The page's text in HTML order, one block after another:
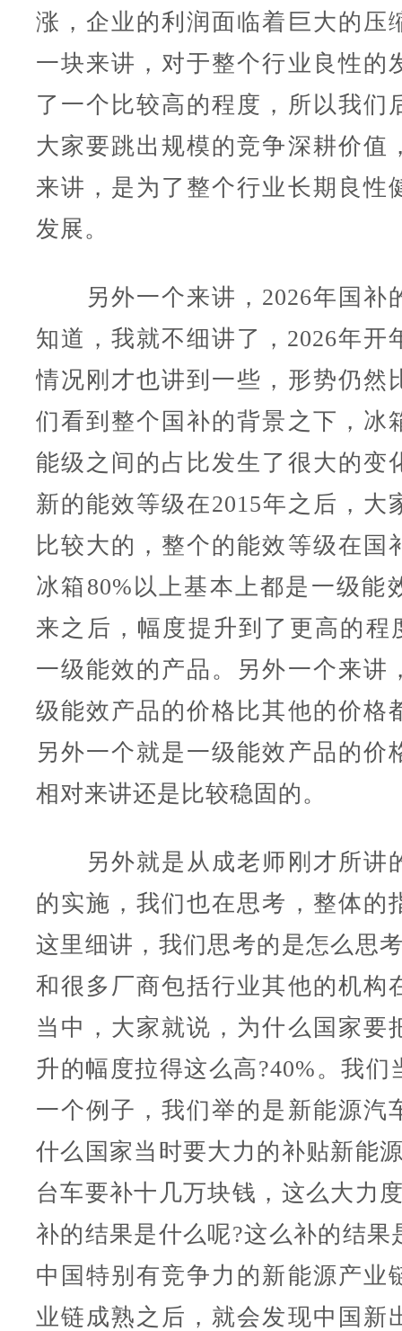
涨，企业的利润面临着巨大的压
一块来讲，对于整个行业良性的
了一个比较高的程度，所以我们
大家要跳出规模的竞争深耕价值
来讲，是为了整个行业长期良性
发展。
另外一个来讲，2026年国补
知道，我就不细讲了，2026年开
情况刚才也讲到一些，形势仍然
们看到整个国补的背景之下，冰
能级之间的占比发生了很大的变
新的能效等级在2015年之后，大
比较大的，整个的能效等级在国
冰箱80%以上基本上都是一级能
来之后，幅度提升到了更高的程
一级能效的产品。另外一个来讲
级能效产品的价格比其他的价格
另外一个就是一级能效产品的价
相对来讲还是比较稳固的。
另外就是从成老师刚才所讲
的实施，我们也在思考，整体的
这里细讲，我们思考的是怎么思
和很多厂商包括行业其他的机构
当中，大家就说，为什么国家要
升的幅度拉得这么高?40%。我们
一个例子，我们举的是新能源汽
什么国家当时要大力的补贴新能
台车要补十几万块钱，这么大力
补的结果是什么呢?这么补的结果
中国特别有竞争力的新能源产业
业链成熟之后，就会发现中国新